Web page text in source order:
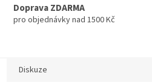
Doprava ZDARMA
pro objednávky nad 1500 Kč
Diskuze